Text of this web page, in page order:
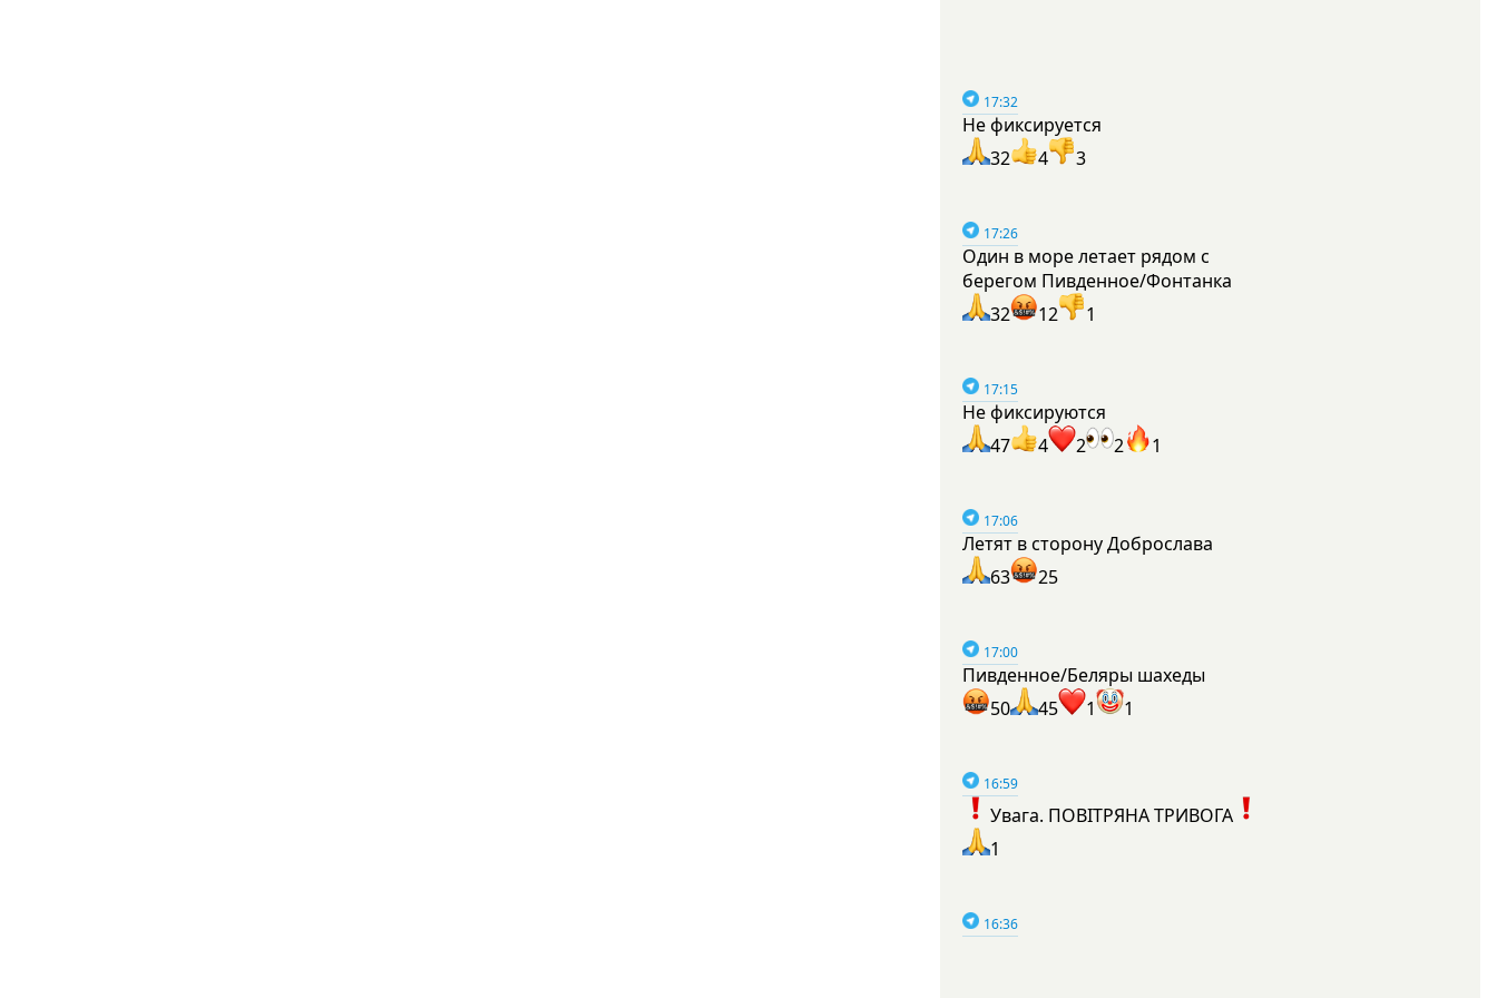
17:32
Не фиксируется
32
4 3
17:26
Один в море летает рядом с
берегом Пивденное/Фонтанка
32
12 1
17:15
Не фиксируются
47
4 2 2 1
17:06
Летят в сторону Доброслава
63
25
17:00
Пивденное/Беляры шахеды
50
45 1 1
16:59
Увага. ПОВІТРЯНА ТРИВОГА
1
16:36